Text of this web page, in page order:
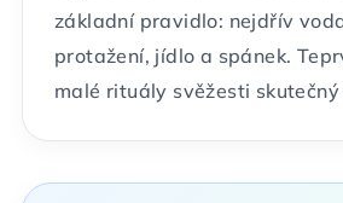
základní pravidlo: nejdřív
protažení, jídlo a spánek.
malé rituály svěžesti skutečný